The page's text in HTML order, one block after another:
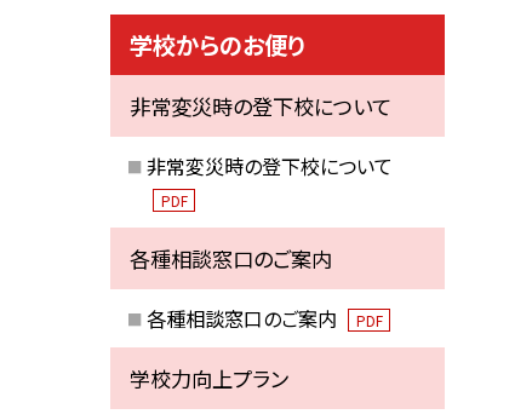
学校からのお便り
非常変災時の登下校について
非常変災時の登下校について
PDF
各種相談窓口のご案内
各種相談窓口のご案内 PDF
学校力向上プラン